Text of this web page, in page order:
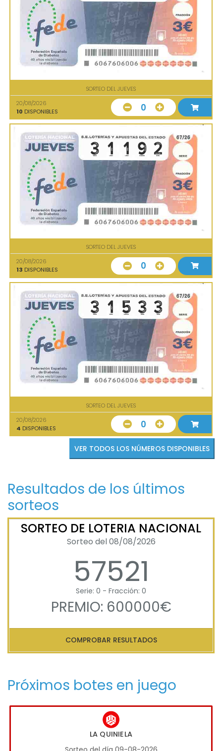
SORTEO DEL JUEVES
20/08/2026
10 DISPONIBLES 0
SORTEO DEL JUEVES
20/08/2026
13 DISPONIBLES 0
SORTEO DEL JUEVES
20/08/2026
4 DISPONIBLES 0
VER TODOS LOS NÚMEROS DISPONIBLES
Resultados de los últimos
sorteos
SORTEO DE LOTERIA NACIONAL
Sorteo del 08/08/2026
57521
Serie: 0 - Fracción: 0
PREMIO: 600000€
COMPROBAR RESULTADOS
Próximos botes en juego
LA QUINIELA